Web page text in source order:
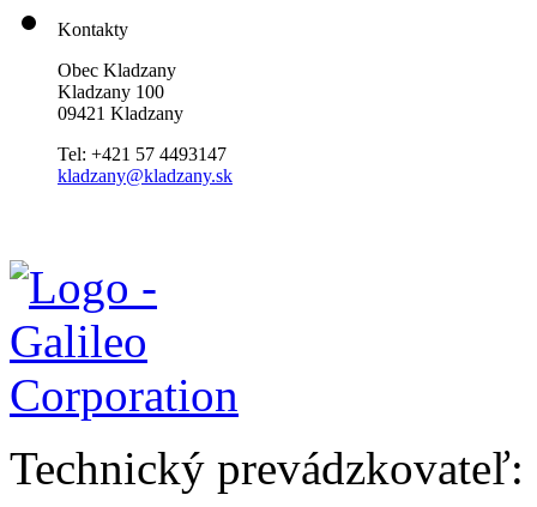
Kontakty
Obec Kladzany
Kladzany 100
09421 Kladzany
Tel: +421 57 4493147
kladzany@kladzany.sk
Technický prevádzkovateľ: